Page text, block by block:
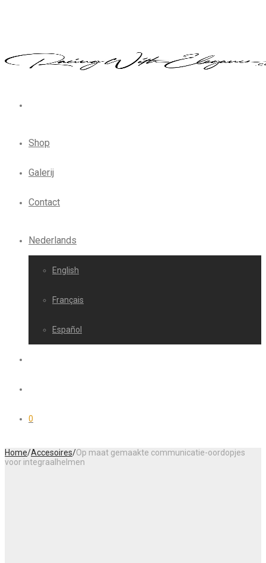
Shop
Galerij
Contact
Nederlands
English
Français
Español
0
Home/Accesoires/Op maat gemaakte communicatie-oordopjes
voor integraalhelmen